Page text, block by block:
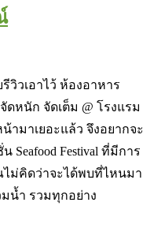
วิวเอาไว้ ห้องอาหาร
ดหนัก จัดเต็ม @ โรงแรม
ามาเยอะแล้ว จึงอยากจะ
Seafood Festival ที่มีการ
ม่คิดว่าจะได้พบที่ไหนมา
น้ำ รวมทุกอย่าง